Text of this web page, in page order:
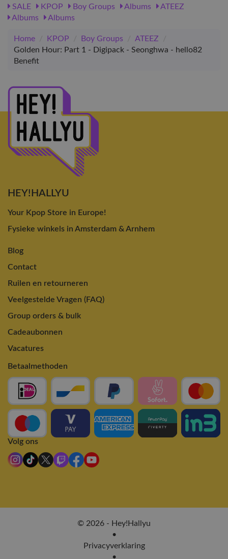
SALE
KPOP Boy Groups Albums
ATEEZ
Albums
Albums
Home / KPOP / Boy Groups / ATEEZ
/
Golden Hour: Part 1 - Digipack - Seonghwa - hello82
Benefit
HEY!HALLYU
Your Kpop Store in Europe!
Fysieke winkels in Amsterdam & Arnhem
Blog
Contact
Ruilen en retourneren
Veelgestelde Vragen (FAQ)
Group orders & bulk
Cadeaubonnen
Vacatures
Betaalmethoden
Volg ons
© 2026 - Hey!Hallyu
•
Privacyverklaring
•